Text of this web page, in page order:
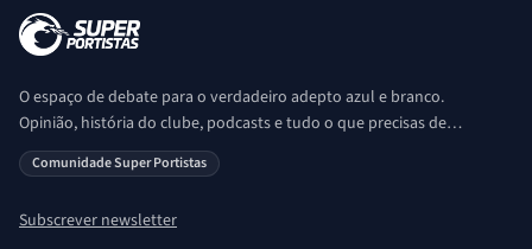
O espaço de debate para o verdadeiro adepto azul e branco.
Opinião, história do clube, podcasts e tudo o que precisas de
saber sobre o universo Porto. Ser Porto é aqui!
Comunidade Super Portistas
Subscrever newsletter